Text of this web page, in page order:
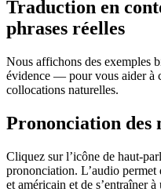
Traduction en
phrases réelles
Nous affichons des exemples
évidence — pour vous aider à
collocations naturelles.
Prononciation des
Cliquez sur l’icône de haut-
prononciation. L’audio permet
et américain et de s’entraîner